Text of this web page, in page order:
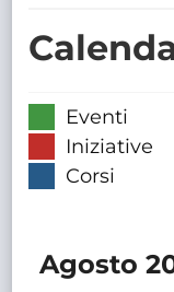
Eventi
Iniziative
Corsi
Agosto